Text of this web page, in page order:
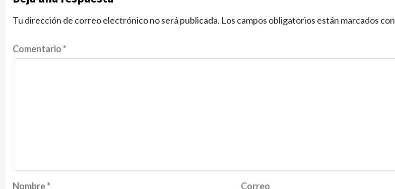
Tu dirección de correo electrónico no será publicada. Los campos obligatorios están marcados con
Comentario*
Nombre* Correo